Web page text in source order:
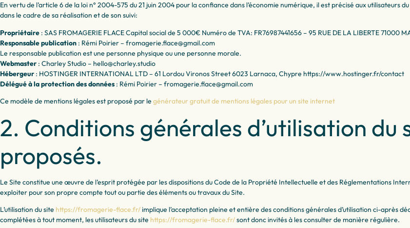
En vertu de l’article 6 de la loi n° 2004-575 du 21 juin 2004 pour la confiance dans l’économie numérique, il est précisé aux utilisateurs
dans le cadre de sa réalisation et de son suivi:
Propriétaire : SAS FROMAGERIE FLACE Capital social de 5 000€ Numéro de TVA: FR76987441656 – 95 RUE DE LA LIBERTE 71000
Responsable publication : Rémi Poirier – fromagerie.flace@gmail.com
Le responsable publication est une personne physique ou une personne morale.
Webmaster : Charley Studio – hello@charley.studio
Hébergeur : HOSTINGER INTERNATIONAL LTD – 61 Lordou Vironos Street 6023 Larnaca, Chypre https://www.hostinger.fr/contact
Délégué à la protection des données : Rémi Poirier – fromagerie.flace@gmail.com
Ce modèle de mentions légales est proposé par le générateur gratuit de mentions légales pour un site internet
2. Conditions générales d’utilisation du
proposés.
Le Site constitue une œuvre de l’esprit protégée par les dispositions du Code de la Propriété Intellectuelle et des Réglementations
exploiter pour son propre compte tout ou partie des éléments ou travaux du Site.
L’utilisation du site https://fromagerie-flace.fr/implique l’acceptation pleine et entière des conditions générales d’utilisation ci-après
complétées à tout moment, les utilisateurs du site https://fromagerie-flace.fr/sont donc invités à les consulter de manière régulière.